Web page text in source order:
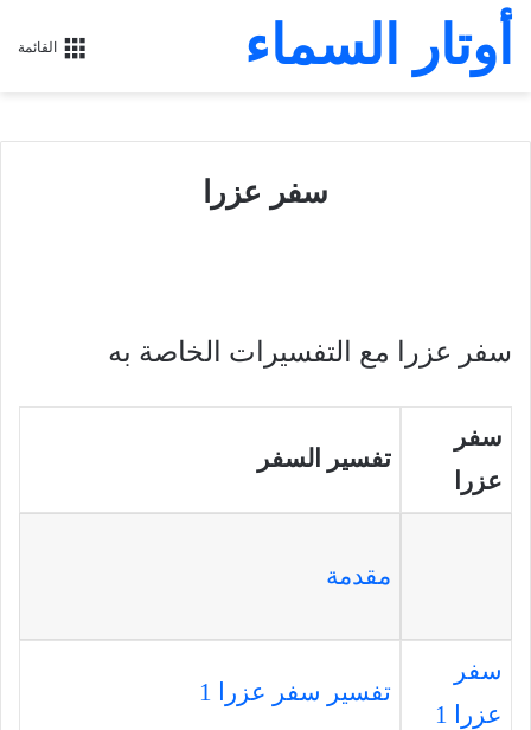
القائمة أوتار السماء
سفر عزرا
سفر عزرا مع التفسيرات الخاصة به
سفر
عزرا
تفسير السفر
مقدمة
سفر
عزرا 1
تفسير سفر عزرا 1